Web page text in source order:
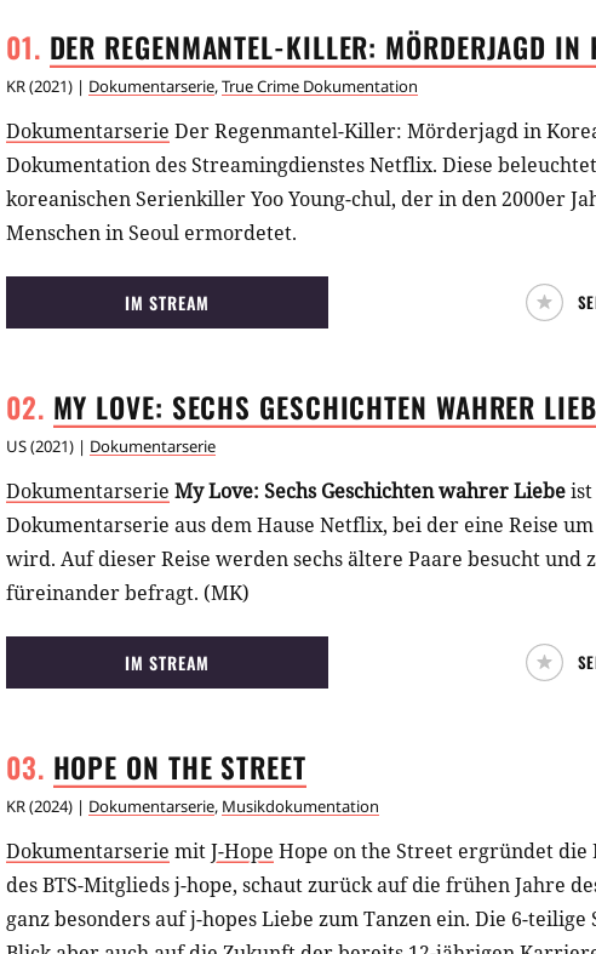
DER REGENMANTEL-KILLER: MÖRDERJAGD IN
KR(2021) | Dokumentarserie,True Crime Dokumentation
Dokumentarserie Der Regenmantel-Killer: Mörderjagd in
Dokumentation des Streamingdienstes Netflix. Diese
koreanischen Serienkiller Yoo Young-chul, der in den 2000er
Menschen in Seoul ermordetet.
IM STREAM
MY LOVE: SECHS GESCHICHTEN WAHRER
US(2021) | Dokumentarserie
Dokumentarserie My Love: Sechs Geschichten wahrer Liebeist
Dokumentarserie aus dem Hause Netflix, bei der eine Reise
wird. Auf dieser Reise werden sechs ältere Paare besucht und
füreinander befragt. (MK)
IM STREAM
HOPE ON THE STREET
KR(2024) | Dokumentarserie, Musikdokumentation
Dokumentarserie mitJ-Hope Hope on the Street ergründet die
des BTS-Mitglieds j-hope, schaut zurück auf die frühen Jahre
ganz besonders auf j-hopes Liebe zum Tanzen ein. Die 6-